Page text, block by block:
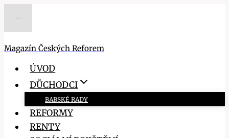
Magazín Českých Reforem
ÚVOD
DŮCHODCI
BABSKÉ RADY
REFORMY
RENTY